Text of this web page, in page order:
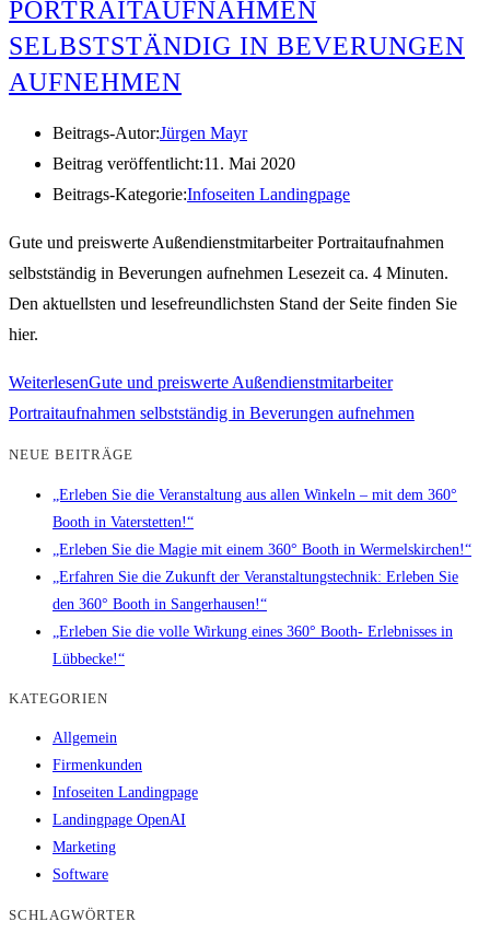
ORTRAITAUFNAHMEN S
ELBSTSTÄNDIG IN BEVERUNGEN A
UFNEHMEN
Beitrags-Autor:Jürgen Mayr
Beitrag veröffentlicht:11. Mai 2020
Beitrags-Kategorie:Infoseiten Landingpage
Gute und preiswerte Außendienstmitarbeiter Portraitaufnahmen
selbstständig in Beverungen aufnehmen Lesezeit ca. 4 Minuten.
Den aktuellsten und lesefreundlichsten Stand der Seite finden Sie
hier.
WeiterlesenGute und preiswerte Außendienstmitarbeiter
Portraitaufnahmen selbstständig in Beverungen aufnehmen
NEUE BEITRÄGE
„Erleben Sie die Veranstaltung aus allen Winkeln – mit dem 360°
Booth in Vaterstetten!“
„Erleben Sie die Magie mit einem 360° Booth in Wermelskirchen!“
„Erfahren Sie die Zukunft der Veranstaltungstechnik: Erleben Sie
den 360° Booth in Sangerhausen!“
„Erleben Sie die volle Wirkung eines 360° Booth- Erlebnisses in
Lübbecke!“
KATEGORIEN
Allgemein
Firmenkunden
Infoseiten Landingpage
Landingpage OpenAI
Marketing
Software
SCHLAGWÖRTER